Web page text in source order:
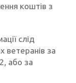
коштів з
слід
ветеранів за
або за